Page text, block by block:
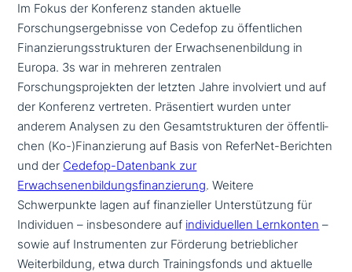
Im Fokus der Konferenz standen aktuelle
Forschungsergebnisse von Cedefop zu öffent­li­chen
Finanzierungsstrukturen der Erwachsenenbildung in
Europa. 3s war in mehreren zentralen
Forschungsprojekten der letzten Jahre invol­viert und auf
der Konferenz vertreten. Präsentiert wurden unter
anderem Analysen zu den Gesamtstrukturen der öffent­li­
chen (Ko-)Finanzierung auf Basis von ReferNet-Berichten
und der Cedefop-Datenbank zur
Erwachsenenbildungsfinanzierung. Weitere
Schwerpunkte lagen auf finan­zi­el­ler Unterstützung für
Individuen – ins­be­son­de­re auf indi­vi­du­el­len Lernkonten –
sowie auf Instrumenten zur Förderung betrieb­li­cher
Weiterbildung, etwa durch Trainingsfonds und aktuelle